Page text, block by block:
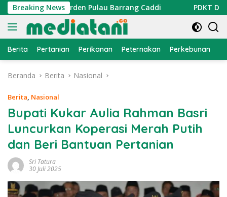
Langsung
ke
konten
Breaking News
Coral Garden Pulau Barrang Caddi PDKT Danau
Berita Pertanian Perikanan Peternakan Perkebunan
Beranda Berita Nasional
Berita, Nasional
Bupati Kukar Aulia Rahman Basri
Luncurkan Koperasi Merah Putih
dan Beri Bantuan Pertanian
Sri Tatura
30 Juli 2025